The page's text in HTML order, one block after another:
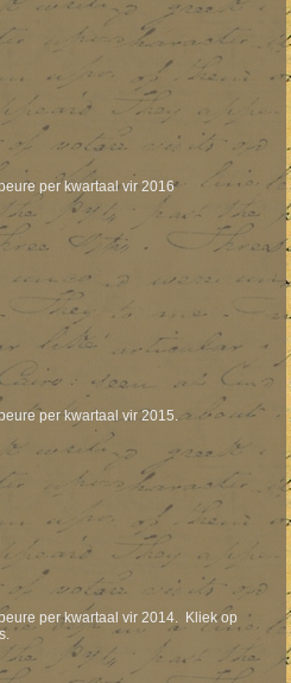
per kwartaal vir 2016
per kwartaal vir 2015.
per kwartaal vir 2014. Kliek op